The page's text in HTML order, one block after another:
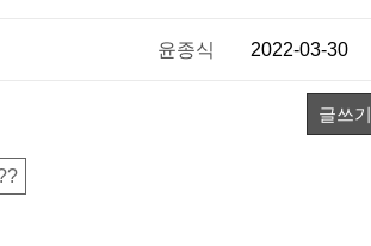
윤종식 2022-03-30
글쓰기